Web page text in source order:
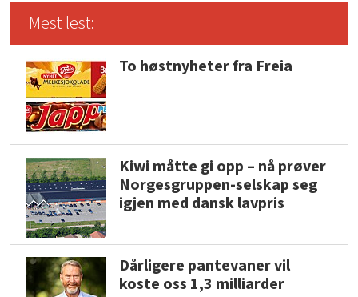
Mest lest:
To høstnyheter fra Freia
Kiwi måtte gi opp – nå prøver
Norgesgruppen-selskap seg
igjen med dansk lavpris
Dårligere pantevaner vil
koste oss 1,3 milliarder